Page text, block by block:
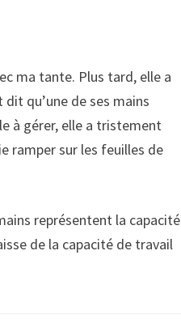
ma tante. Plus tard, elle a
qu’une de ses mains
à gérer, elle a tristement
ramper sur les feuilles de
représentent la capacité
de la capacité de travail